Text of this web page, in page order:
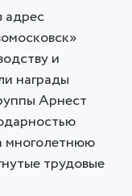
адрес
и
награды
Арнест
многолетнюю
трудовые